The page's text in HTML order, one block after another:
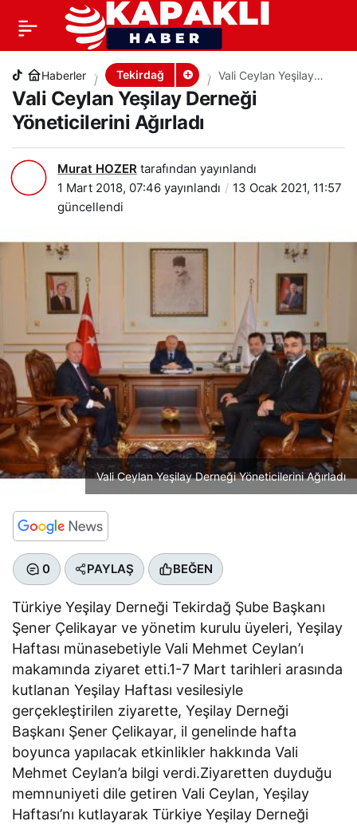
Haberler Tekirdağ
Vali Ceylan Yeşilay
Derneği Yöneticilerini
Ağırladı
Vali Ceylan Yeşilay Derneği
Yöneticilerini Ağırladı
Murat HOZER tarafından yayınlandı
1 Mart 2018, 07:46 yayınlandı
13 Ocak 2021, 11:57
güncellendi
Vali Ceylan Yeşilay Derneği Yöneticilerini Ağırladı
0 PAYLAŞ BEĞEN
Türkiye Yeşilay Derneği Tekirdağ Şube Başkanı
Şener Çelikayar ve yönetim kurulu üyeleri, Yeşilay
Haftası münasebetiyle Vali Mehmet Ceylan’ı
makamında ziyaret etti.1-7 Mart tarihleri arasında
kutlanan Yeşilay Haftası vesilesiyle
gerçekleştirilen ziyarette, Yeşilay Derneği
Başkanı Şener Çelikayar, il genelinde hafta
boyunca yapılacak etkinlikler hakkında Vali
Mehmet Ceylan’a bilgi verdi.Ziyaretten duyduğu
memnuniyeti dile getiren Vali Ceylan, Yeşilay
Haftası’nı kutlayarak Türkiye Yeşilay Derneği
Vali Ceylan Yeşilay Derneği Yöneticilerini Ağırladı